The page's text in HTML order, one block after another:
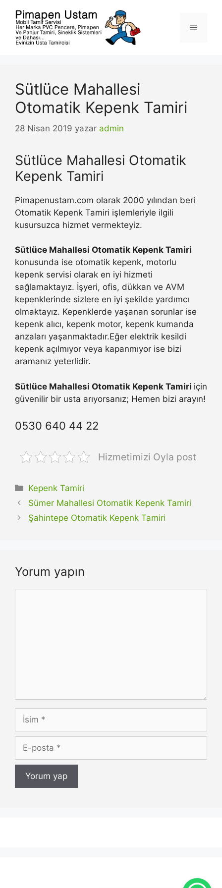
Menü
Sütlüce Mahallesi
Otomatik Kepenk Tamiri
28 Nisan 2019 yazar admin
Sütlüce Mahallesi Otomatik
Kepenk Tamiri
Pimapenustam.com olarak 2000 yılından beri
Otomatik Kepenk Tamiri işlemleriyle ilgili
kusursuzca hizmet vermekteyiz.
Sütlüce Mahallesi Otomatik Kepenk Tamiri
konusunda ise otomatik kepenk, motorlu
kepenk servisi olarak en iyi hizmeti
sağlamaktayız. İşyeri, ofis, dükkan ve AVM
kepenklerinde sizlere en iyi şekilde yardımcı
olmaktayız. Kepenklerde yaşanan sorunlar ise
kepenk alıcı, kepenk motor, kepenk kumanda
arızaları yaşanmaktadır.Eğer elektrik kesildi
kepenk açılmıyor veya kapanmıyor ise bizi
aramanız yeterlidir.
Sütlüce Mahallesi Otomatik Kepenk Tamiri için
güvenilir bir usta arıyorsanız; Hemen bizi arayın!
0530 640 44 22
Hizmetimizi Oyla post
Kategoriler
Kepenk Tamiri
Sümer Mahallesi Otomatik Kepenk Tamiri
Şahintepe Otomatik Kepenk Tamiri
Yorum yapın
İsim
posta